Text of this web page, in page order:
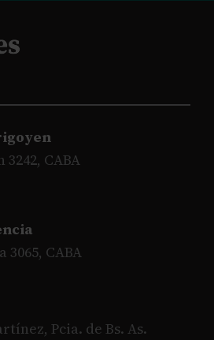
CABA
CABA
Pcia. de Bs. As.